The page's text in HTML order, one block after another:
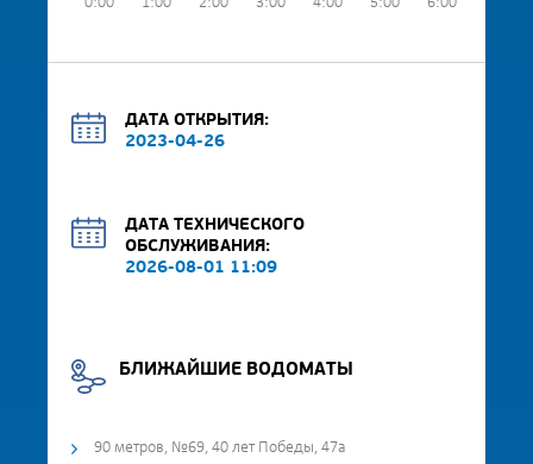
ДАТА ОТКРЫТИЯ:
2023-04-26
ДАТА ТЕХНИЧЕСКОГО
ОБСЛУЖИВАНИЯ:
2026-08-01 11:09
БЛИЖАЙШИЕ ВОДОМАТЫ
90 метров, №69, 40 лет Победы, 47а